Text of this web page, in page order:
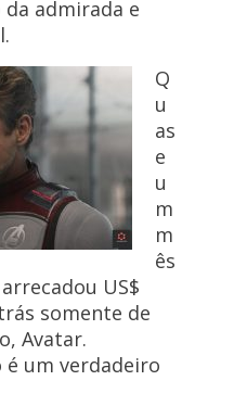
admirada e
Q
u
as
e
u
m
m
ês
US$
somente de
Avatar.
um verdadeiro